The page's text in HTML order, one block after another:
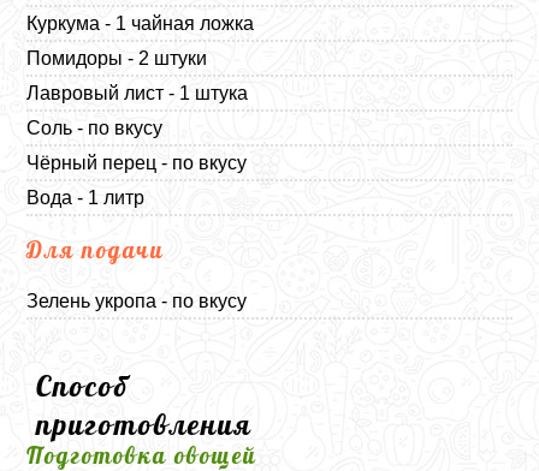
Куркума - 1 чайная ложка
Помидоры - 2 штуки
Лавровый лист - 1 штука
Соль - по вкусу
Чёрный перец - по вкусу
Вода - 1 литр
Для подачи
Зелень укропа - по вкусу
Способ
приготовления
Подготовка овощей